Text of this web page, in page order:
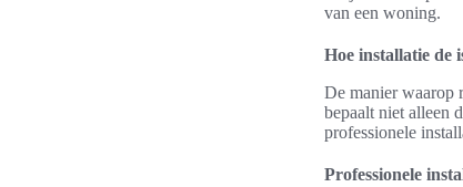
van een woning.
Hoe installatie de
De manier waarop
bepaalt niet alleen
professionele
Professionele